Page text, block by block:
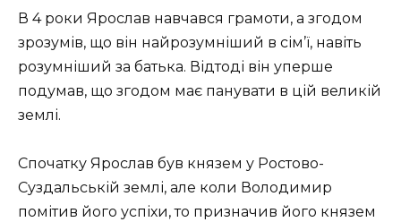
В 4 роки Ярослав навчався грамоти, а згодом
зрозумів, що він найрозумніший в сім’ї, навіть
розумніший за батька. Відтоді він уперше
подумав, що згодом має панувати в цій великій
землі.
Спочатку Ярослав був князем у Ростово-
Суздальській землі, але коли Володимир
помітив його успіхи, то призначив його князем